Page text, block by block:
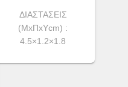
ΔΙΑΣΤΑΣΕΙΣ
(ΜxΠxYcm) :
4.5×1.2×1.8